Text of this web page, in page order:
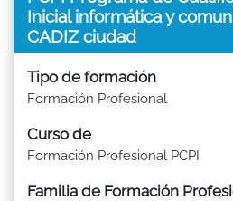
Inicial informática y
CADIZ ciudad
Tipo de formación
Formación Profesional
Curso de
Formación Profesional PCPI
Familia de Formación